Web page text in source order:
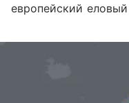
европейский